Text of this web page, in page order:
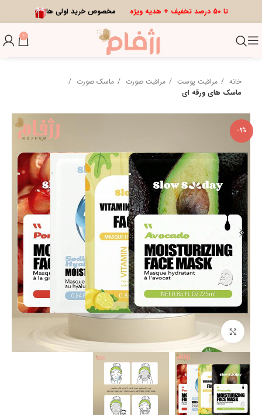
تا 50 درصد تخفیف + هدیه ویژه مخصوص خرید اولی ها
0
خانه مراقبت پوست مراقبت صورت
ماسک صورت
ماسک های ورقه ای
-9%
برای بزرگنمایی کلیک کنید